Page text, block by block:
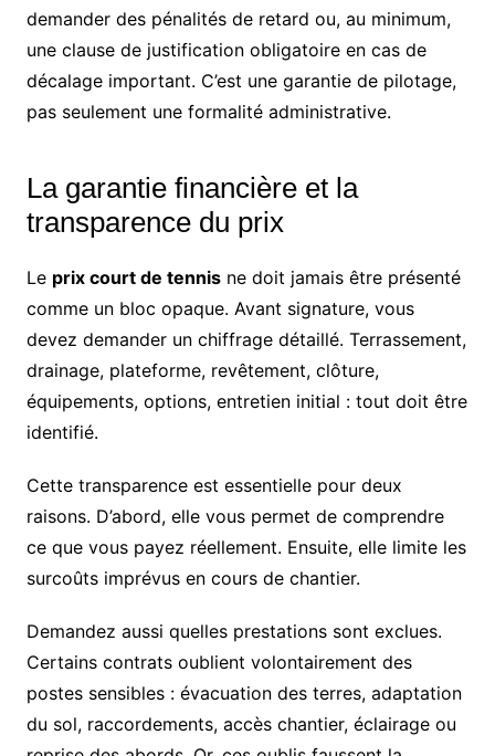
demander des pénalités de retard ou, au minimum,
une clause de justification obligatoire en cas de
décalage important. C’est une garantie de pilotage,
pas seulement une formalité administrative.
La garantie financière et la
transparence du prix
Le prix court de tennisne doit jamais être présenté
comme un bloc opaque. Avant signature, vous
devez demander un chiffrage détaillé. Terrassement,
drainage, plateforme, revêtement, clôture,
équipements, options, entretien initial : tout doit être
identifié.
Cette transparence est essentielle pour deux
raisons. D’abord, elle vous permet de comprendre
ce que vous payez réellement. Ensuite, elle limite les
surcoûts imprévus en cours de chantier.
Demandez aussi quelles prestations sont exclues.
Certains contrats oublient volontairement des
postes sensibles : évacuation des terres, adaptation
du sol, raccordements, accès chantier, éclairage ou